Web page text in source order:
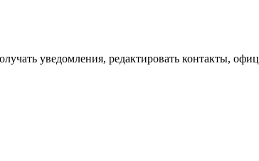
уведомления, редактировать контакты,